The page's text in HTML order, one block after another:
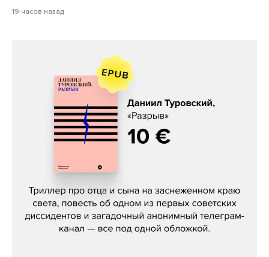
19 часов назад
Даниил Туровский, «Разрыв»